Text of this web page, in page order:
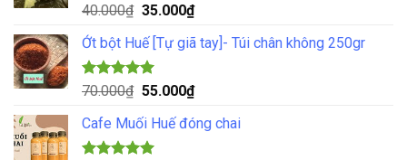
Được xếp
4.33
5 sao
40.000₫ Giá
là:
40.000₫.
35.000₫Giá
tại
35.000₫.
Ớt bột Huế [Tự giã tay]- Túi chân không 250gr
Được xếp
5.00
5 sao
70.000₫ Giá
là:
70.000₫.
55.000₫Giá
tại
Cafe Muối Huế đóng chai